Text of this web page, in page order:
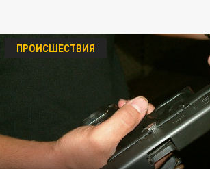
ПРОИСШЕСТВИЯ